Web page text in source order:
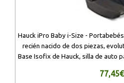
Hauck iPro Baby i-Size -
recién nacido de dos piezas,
Base Isofix de Hauck, silla de auto
77,45€